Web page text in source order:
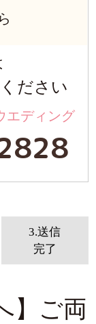
ださい
エディング
3.送信
完了
】ご両